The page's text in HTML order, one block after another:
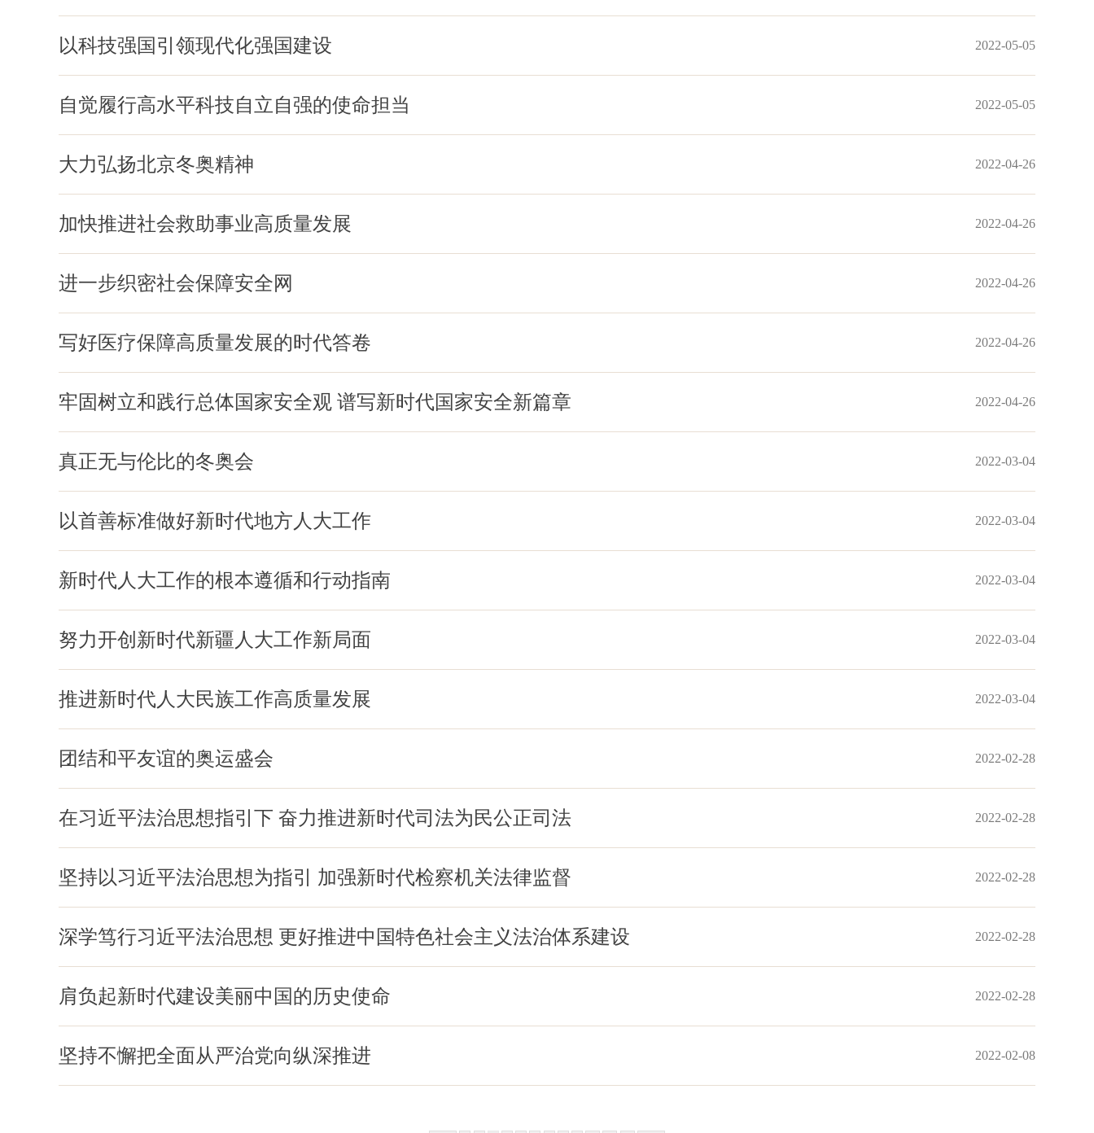
以科技强国引领现代化强国建设 2022-05-05
自觉履行高水平科技自立自强的使命担当 2022-05-05
大力弘扬北京冬奥精神 2022-04-26
加快推进社会救助事业高质量发展 2022-04-26
进一步织密社会保障安全网 2022-04-26
写好医疗保障高质量发展的时代答卷 2022-04-26
牢固树立和践行总体国家安全观 谱写新时代国家安全新篇章 2022-04-26
真正无与伦比的冬奥会 2022-03-04
以首善标准做好新时代地方人大工作 2022-03-04
新时代人大工作的根本遵循和行动指南 2022-03-04
努力开创新时代新疆人大工作新局面 2022-03-04
推进新时代人大民族工作高质量发展 2022-03-04
团结和平友谊的奥运盛会 2022-02-28
在习近平法治思想指引下 奋力推进新时代司法为民公正司法 2022-02-28
坚持以习近平法治思想为指引 加强新时代检察机关法律监督 2022-02-28
深学笃行习近平法治思想 更好推进中国特色社会主义法治体系建设 2022-02-28
肩负起新时代建设美丽中国的历史使命 2022-02-28
坚持不懈把全面从严治党向纵深推进 2022-02-08